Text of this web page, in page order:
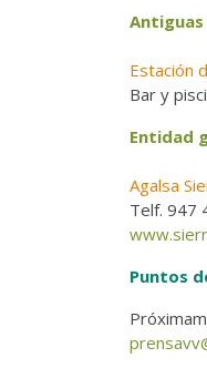
Estación
Bar y
Entidad
Agalsa
Telf. 947
Puntos